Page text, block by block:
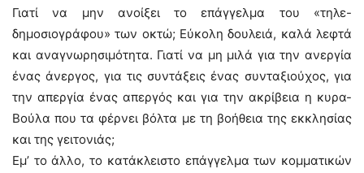
Γιατί να μην ανοίξει το επάγγελμα του «τηλε-
δημοσιογράφου» των οκτώ; Εύκολη δουλειά, καλά λεφτά
και αναγνωρησιμότητα. Γιατί να μη μιλά για την ανεργία
ένας άνεργος, για τις συντάξεις ένας συνταξιούχος, για
την απεργία ένας απεργός και για την ακρίβεια η κυρα-
Βούλα που τα φέρνει βόλτα με τη βοήθεια της εκκλησίας
και της γειτονιάς;
Εμ’ το άλλο, το κατάκλειστο επάγγελμα των κομματικών